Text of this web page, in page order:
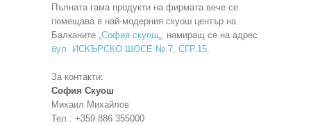
Пълната гама продукти на фирмата вече се
помещава в най-модерния скуош център на
Балканите „София скуош„, намиращ се на адрес
бул. ИСКЪРСКО ШОСЕ № 7, СГР.15.
За контакти:
София Скуош
Михаил Михайлов
Тел.: +359 886 355000